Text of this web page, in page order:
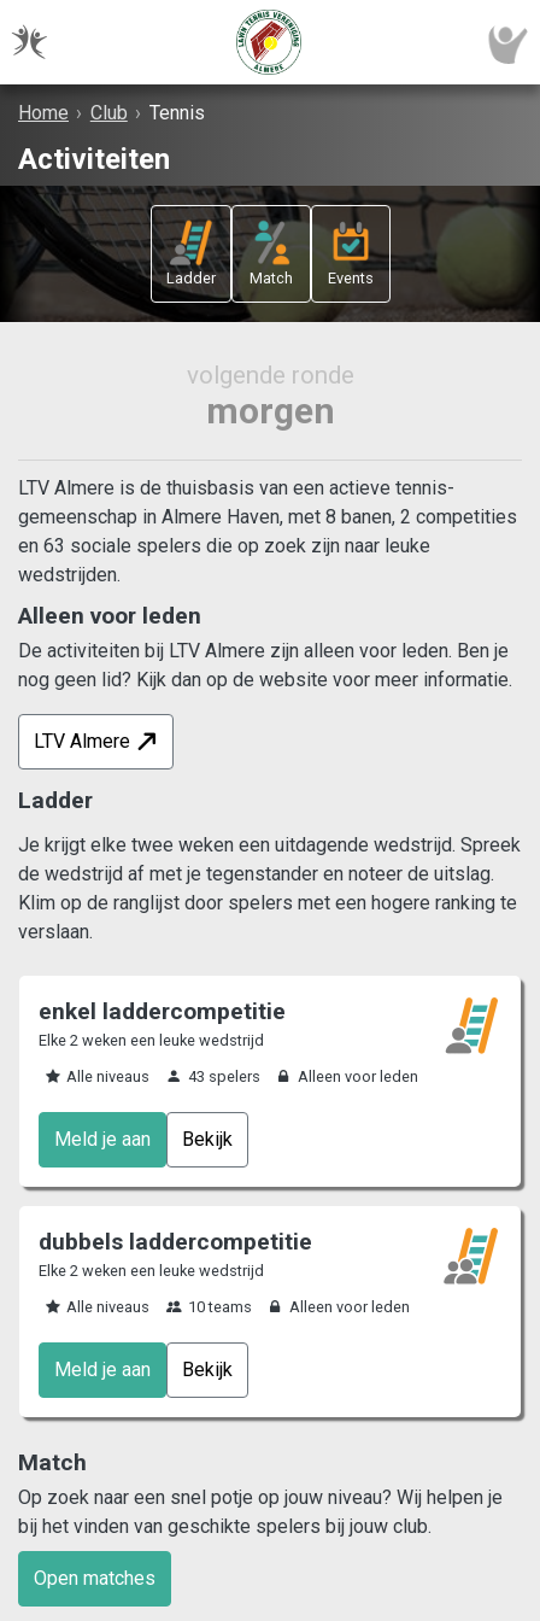
Home › Club › Tennis
Activiteiten
Ladder Match Events
volgende ronde
morgen
LTV Almere is de thuisbasis van een actieve tennis-
gemeenschap in Almere Haven, met 8 banen, 2 competities
en 63 sociale spelers die op zoek zijn naar leuke
wedstrijden.
Alleen voor leden
De activiteiten bij LTV Almere zijn alleen voor leden. Ben je
nog geen lid? Kijk dan op de website voor meer informatie.
LTV Almere
Ladder
Je krijgt elke twee weken een uitdagende wedstrijd. Spreek
de wedstrijd af met je tegenstander en noteer de uitslag.
Klim op de ranglijst door spelers met een hogere ranking te
verslaan.
enkel laddercompetitie
Elke 2 weken een leuke wedstrijd
Alle niveaus
43 spelers Alleen voor leden
Meld je aan Bekijk
dubbels laddercompetitie
Elke 2 weken een leuke wedstrijd
Alle niveaus
10 teams Alleen voor leden
Meld je aan Bekijk
Match
Op zoek naar een snel potje op jouw niveau? Wij helpen je
bij het vinden van geschikte spelers bij jouw club.
Open matches